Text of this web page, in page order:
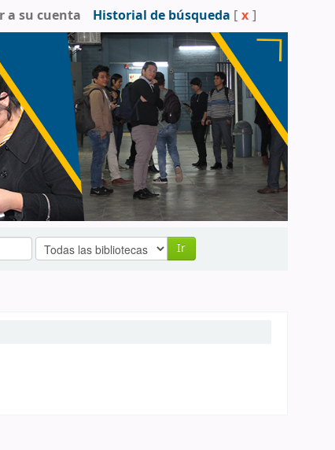
a su cuenta Historial de búsqueda [ x ]
Ir